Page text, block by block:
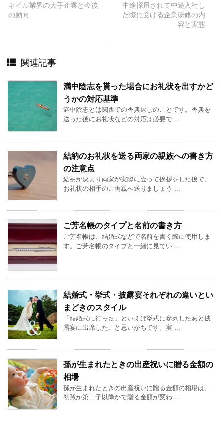
中途採用されて中途入社し
た際に受ける企業研修の内
容と実態
ネイル業界の大手企業と今後
の動向
関連記事
満中陰志を貰った場合にお礼状を出すかど
うかの対応基準
満中陰志とは関西での香典返しのことです。香典を
送った後にお礼状などの対応は必要で ...
結納のお礼状を送る両家の親族への書き方
の注意点
結納が決まり両家が実際に会って挨拶をした後で、
お礼状の相手のご両親へ送りましょう ...
ご芳名帳のタイプと名前の書き方
ご芳名帳は、結婚式などで名前を書く際に使用しま
す。ご芳名帳のタイプと一緒に見てい ...
結婚式・挙式・披露宴それぞれの違いとい
まどきのスタイル
「結婚式に行った」といえば挙式に参列したあと披
露宴に出席した、と思いがちです。実 ...
孫が生まれたときの出産祝いに贈る金額の
相場
孫が生まれたときの出産祝いに贈る金額の相場は、
初孫か第二子以降かで贈る金額が変わ ...